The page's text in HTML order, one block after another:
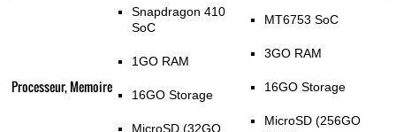
Processeur, Memoire
Snapdragon 410
SoC
1GO RAM
16GO Storage
MicroSD (32GO
MT6753 SoC
3GO RAM
16GO Storage
MicroSD (256GO